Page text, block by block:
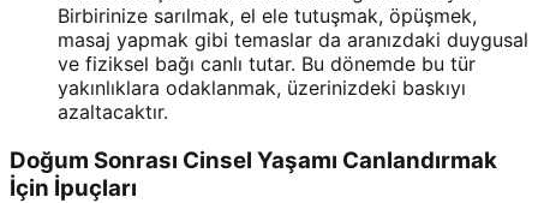
Birbirinize sarılmak, el ele tutuşmak, öpüşmek,
masaj yapmak gibi temaslar da aranızdaki duygusal
ve fiziksel bağı canlı tutar. Bu dönemde bu tür
yakınlıklara odaklanmak, üzerinizdeki baskıyı
azaltacaktır.
Doğum Sonrası Cinsel Yaşamı Canlandırmak
İçin İpuçları